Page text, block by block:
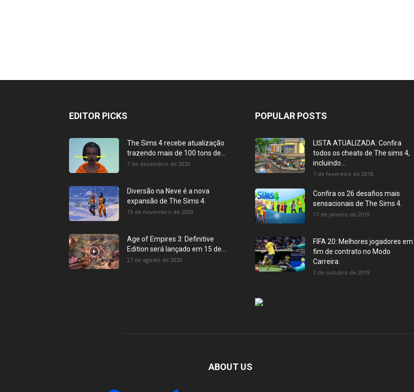
EDITOR PICKS
The Sims 4 recebe atualização
trazendo mais de 100 tons de...
7 de dezembro de 2020
Diversão na Neve é a nova
expansão de The Sims 4.
13 de novembro de 2020
Age of Empires 3: Definitive
Edition será lançado em 15 de...
27 de agosto de 2020
POPULAR POSTS
LISTA ATUALIZADA: Confira
todos os cheats de The sims 4,
incluindo...
7 de fevereiro de 2018
Confira os 26 desafios mais
sensacionais de The Sims 4.
17 de janeiro de 2019
FIFA 20: Melhores jogadores em
fim de contrato no Modo
Carreira.
3 de outubro de 2019
ABOUT US